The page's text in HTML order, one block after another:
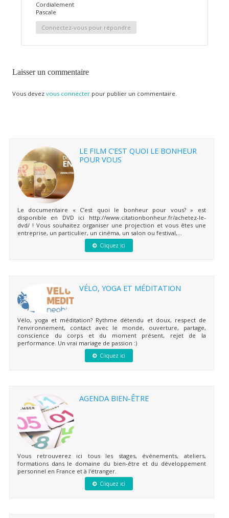
Cordialement
Pascale
Connectez-vous pour répondre
Laisser un commentaire
Vous devez vous connecterpour publier un commentaire.
LE FILM C’EST QUOI LE BONHEUR
POUR VOUS
Le documentaire « C’est quoi le bonheur pour vous? » est
disponible en DVD ici http://www.citationbonheur.fr/achetez-le-
dvd/ ! Vous souhaitez organiser une projection et vous êtes une
entreprise, un particulier, un cinéma, un salon ou festival,...
Cliquez ici
VÉLO, YOGA ET MÉDITATION
Vélo, yoga et méditation? Rythme détendu et doux, respect de
l’environnement, contact avec le monde, ouverture, partage,
conscience du corps et du moment présent, rejet de la
performance. Un vrai mariage de passion :)
Cliquez ici
AGENDA BIEN-ÊTRE
Vous retrouverez ici tous les stages, événements, ateliers,
formations dans le domaine du bien-être et du développement
personnel en France et à l'étranger.
Cliquez ici